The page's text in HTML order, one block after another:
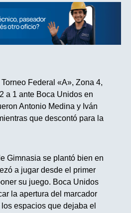
Federal «A», Zona 4,
a 1 ante Boca Unidos en
Antonio Medina y Iván
que descontó para la
Gimnasia se plantó bien en
a jugar desde el primer
su juego. Boca Unidos
la apertura del marcador
espacios que dejaba el